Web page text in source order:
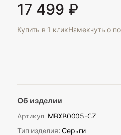
17 499 ₽
Купить в 1 кликНамекнуть о
Об изделии
Артикул: MBXB0005-CZ
Тип изделия: Серьги